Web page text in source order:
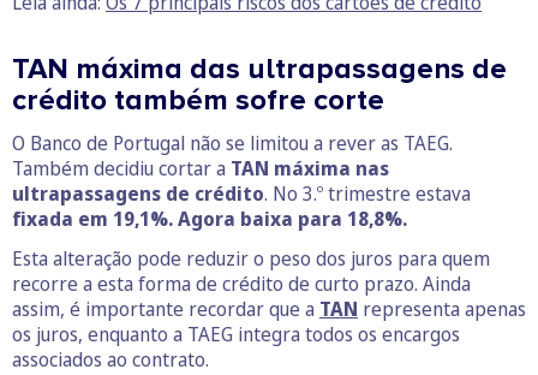
TAN máxima das ultrapassagens de
crédito também sofre corte
O Banco de Portugal não se limitou a rever as TAEG.
Também decidiu cortar a TAN máxima nas
ultrapassagens de crédito. No 3.º trimestre estava
fixada em 19,1%. Agora baixa para 18,8%.
Esta alteração pode reduzir o peso dos juros para quem
recorre a esta forma de crédito de curto prazo. Ainda
assim, é importante recordar que a TAN representa apenas
os juros, enquanto a TAEG integra todos os encargos
associados ao contrato.